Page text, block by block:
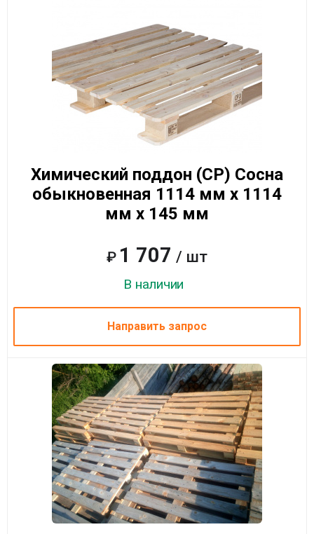
Химический поддон (CP) Сосна
обыкновенная 1114 мм x 1114
мм x 145 мм
₽ 1 707 / шт
В наличии
Направить запрос